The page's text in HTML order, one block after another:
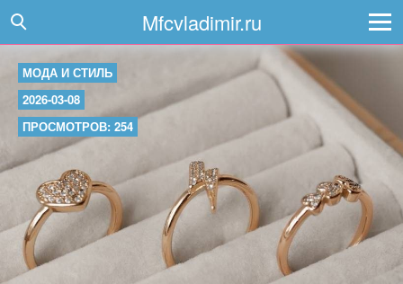
Mfcvladimir.ru
МОДА И СТИЛЬ
2026-03-08
ПРОСМОТРОВ: 254